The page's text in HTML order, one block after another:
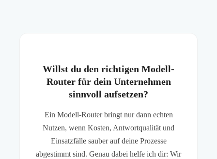
Willst du den richtigen Modell-
Router für dein Unternehmen
sinnvoll aufsetzen?
Ein Modell-Router bringt nur dann echten
Nutzen, wenn Kosten, Antwortqualität und
Einsatzfälle sauber auf deine Prozesse
abgestimmt sind. Genau dabei helfe ich dir: Wir